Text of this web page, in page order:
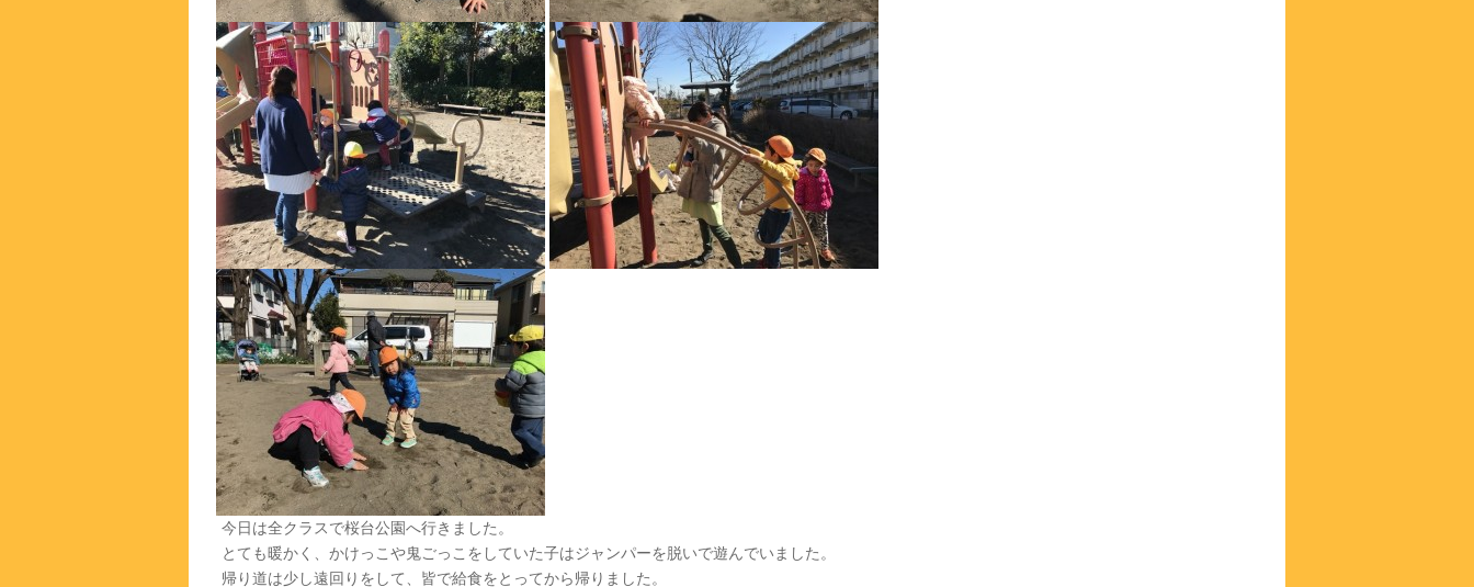
今日は全クラスで桜台公園へ行きました。
とても暖かく、かけっこや鬼ごっこをしていた子はジャンパーを脱いで遊んでいました。
帰り道は少し遠回りをして、皆で給食をとってから帰りました。